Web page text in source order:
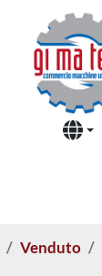
Venduto